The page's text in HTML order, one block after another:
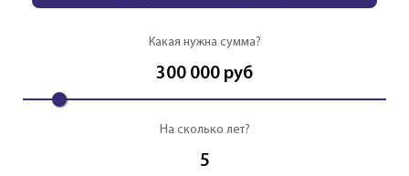
Какая нужна сумма?
300 000 руб
На сколько лет?
5